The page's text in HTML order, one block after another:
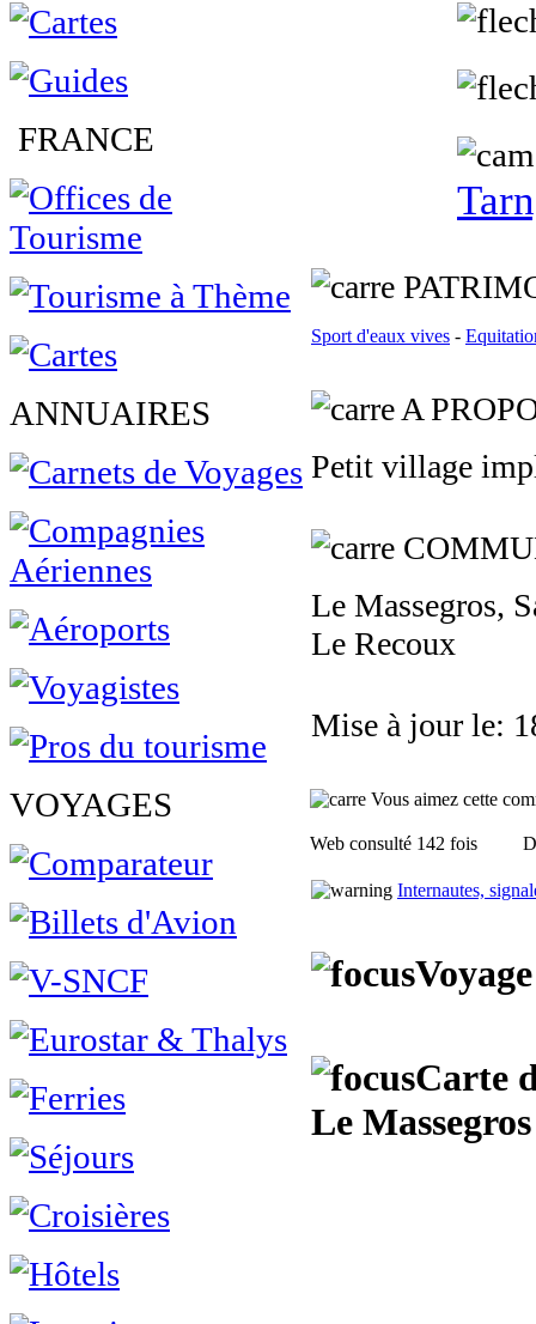
FRANCE
ANNUAIRES
VOYAGES
Sport d'eaux vives -
A
Petit village
Le Massegros,
Le Recoux
Mise à jour le:
Vous aimez cette
Web consulté 142 fois
Internautes,
Carte
Le Massegros